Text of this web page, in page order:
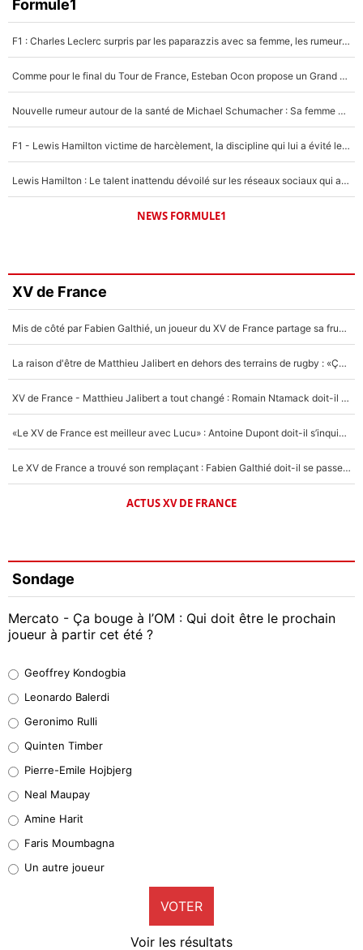
Formule1
F1 : Charles Leclerc surpris par les paparazzis avec sa femme, les rumeurs étaient vraies !
Comme pour le final du Tour de France, Esteban Ocon propose un Grand Prix de Formule 1 à Paris : «Autour de l’Arc de Triomphe, ce serait génial» !
Nouvelle rumeur autour de la santé de Michael Schumacher : Sa femme Corinna sort du silence
F1 - Lewis Hamilton victime de harcèlement, la discipline qui lui a évité le pire : «J'aurais probablement mal tourné»
Lewis Hamilton : Le talent inattendu dévoilé sur les réseaux sociaux qui a impressionné Kim Kardashian pendant leurs vacances en amoureux !
NEWS FORMULE1
XV de France
Mis de côté par Fabien Galthié, un joueur du XV de France partage sa frustration : «ils ne me l’ont pas dit tout de suite»
La raison d'être de Matthieu Jalibert en dehors des terrains de rugby : «Ça m'atteint autant que si tu touches à un membre de ma famille»
XV de France - Matthieu Jalibert a tout changé : Romain Ntamack doit-il s’inquiéter pour sa place à un an de la Coupe du monde ?
«Le XV de France est meilleur avec Lucu» : Antoine Dupont doit-il s’inquiéter pour sa place ?
Le XV de France a trouvé son remplaçant : Fabien Galthié doit-il se passer d'Antoine Dupont ?
ACTUS XV DE FRANCE
Sondage
Mercato - Ça bouge à l’OM : Qui doit être le prochain
joueur à partir cet été ?
38%
32%
4%
1%
9%
Geoffrey Kondogbia
Leonardo Balerdi
Geronimo Rulli
Quinten Timber
Pierre-Emile Hojbjerg
Neal Maupay
Amine Harit
Faris Moumbagna
Un autre joueur
VOTER
Voir les résultats